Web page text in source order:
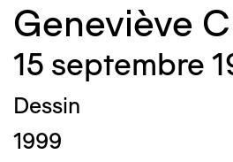
Geneviève
15 septembre
Dessin
1999